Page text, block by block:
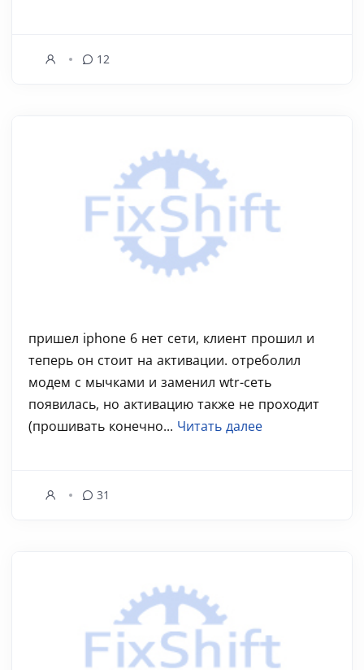
12
пришел iphone 6 нет сети, клиент прошил и
теперь он стоит на активации. отреболил
модем с мычками и заменил wtr-сеть
появилась, но активацию также не проходит
(прошивать конечно... Читать далее
31